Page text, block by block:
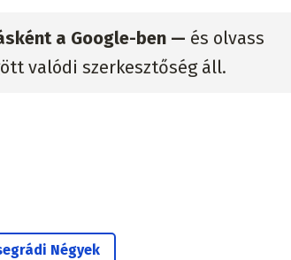
a Google-ben — és olvass
valódi szerkesztőség áll.
Négyek